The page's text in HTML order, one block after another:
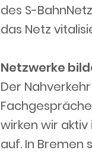
des S-
das Netz
Netzwerke
Der
wirken wir
auf. In Bremen